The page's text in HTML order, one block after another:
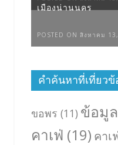
เมืองน่านนคร
POSTED ON สิงหาคม
คำค้นหาที่เที่ยวข้
ขอพร (11) ข้อมู
คาเฟ่ (19) คาเ